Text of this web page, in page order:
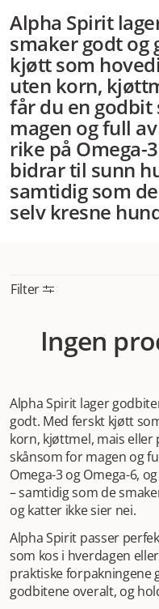
Alpha Spirit
smaker godt og
kjøtt som
uten korn,
får du en
magen og full
rike på Omega-
bidrar til sunn
samtidig som
selv kresne
tur. De
overalt, og
lenger.Hos
alltid har en
belønning klar –
logrende valp
Filter
Nytt
Lavest pris
Tilbud
Ingen
Alpha Spirit lager
godt. Med ferskt kjøtt
korn, kjøttmel, mais
skånsom for magen og
Omega-3 og Omega-6,
– samtidig som de
og katter ikke sier nei.
Alpha Spirit passer
som kos i hverdagen
praktiske forpakningene
godbitene overalt, og